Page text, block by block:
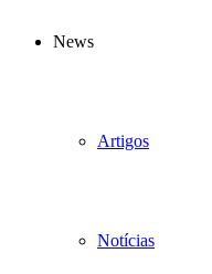
News
Artigos
Notícias